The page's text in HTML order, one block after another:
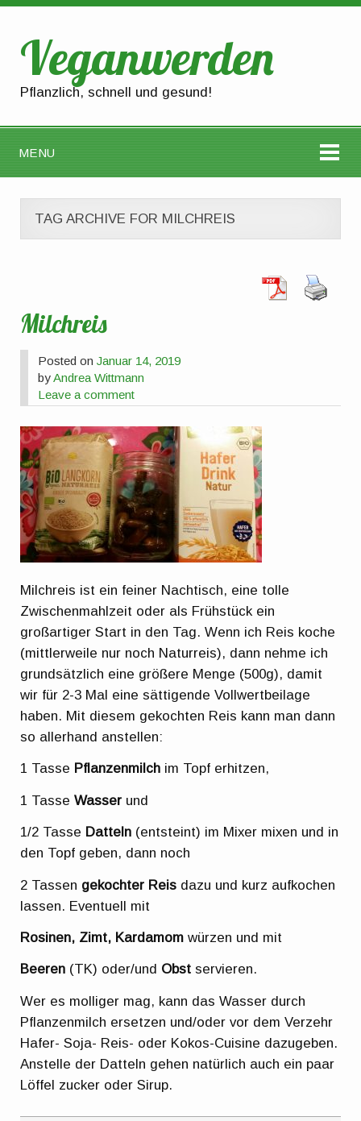
Veganwerden
Pflanzlich, schnell und gesund!
MENU
TAG ARCHIVE FOR MILCHREIS
Milchreis
Posted onJanuar 14, 2019
byAndrea Wittmann
Leave a comment
Milchreis ist ein feiner Nachtisch, eine tolle
Zwischenmahlzeit oder als Frühstück ein
großartiger Start in den Tag. Wenn ich Reis koche
(mittlerweile nur noch Naturreis), dann nehme ich
grundsätzlich eine größere Menge (500g), damit
wir für 2-3 Mal eine sättigende Vollwertbeilage
haben. Mit diesem gekochten Reis kann man dann
so allerhand anstellen:
1 Tasse Pflanzenmilch im Topf erhitzen,
1 TasseWasser und
1/2 Tasse Datteln (entsteint) im Mixer mixen und in
den Topf geben, dann noch
2 Tassen gekochter Reis dazu und kurz aufkochen
lassen. Eventuell mit
Rosinen, Zimt, Kardamom würzen und mit
Beeren (TK) oder/und Obst servieren.
Wer es molliger mag, kann das Wasser durch
Pflanzenmilch ersetzen und/oder vor dem Verzehr
Hafer- Soja- Reis- oder Kokos-Cuisine dazugeben.
Anstelle der Datteln gehen natürlich auch ein paar
Löffel zucker oder Sirup.